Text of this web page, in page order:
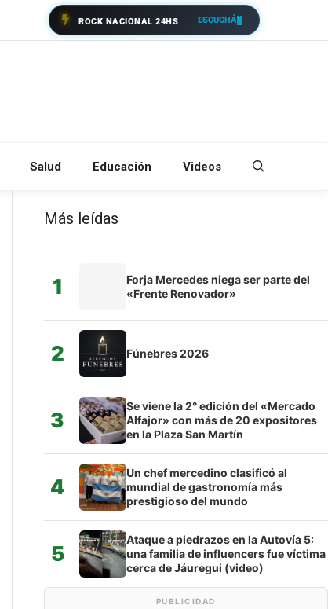
ROCK NACIONAL 24HS ESCUCHÁ
Salud Educación Videos
Más leídas
1
Forja Mercedes niega ser parte del
«Frente Renovador»
2 Fúnebres 2026
3
Se viene la 2° edición del «Mercado
Alfajor» con más de 20 expositores
en la Plaza San Martín
4
Un chef mercedino clasificó al
mundial de gastronomía más
prestigioso del mundo
5
Ataque a piedrazos en la Autovía 5:
una familia de influencers fue víctima
cerca de Jáuregui (video)
PUBLICIDAD